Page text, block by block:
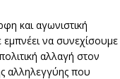
και αγωνιστική
να συνεχίσουμε
αλλαγή στον
αλληλεγγύης που